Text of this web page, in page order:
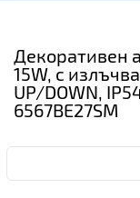
Декоративен
15W, с
UP/DOWN,
6567BE27SM